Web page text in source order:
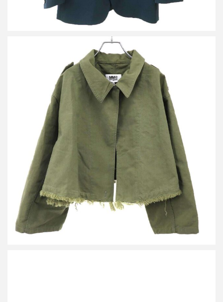
エムエムシックス メゾン マルジェラ 23AW クロップドジャケッ
ト コート S52AM0249 S78077
買取金額16,250円
詳しく見る